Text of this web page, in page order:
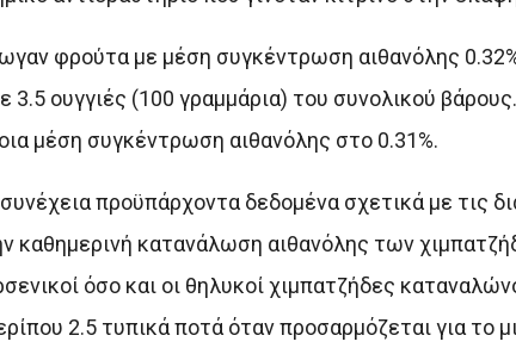
φρούτα με μέση συγκέντρωση αιθανόλης
3.5 ουγγιές (100 γραμμάρια) του συνολικού
μέση συγκέντρωση αιθανόλης στο 0.31%.
προϋπάρχοντα δεδομένα σχετικά με τις
καθημερινή κατανάλωση αιθανόλης των
όσο και οι θηλυκοί χιμπατζήδες
2.5 τυπικά ποτά όταν προσαρμόζεται για το